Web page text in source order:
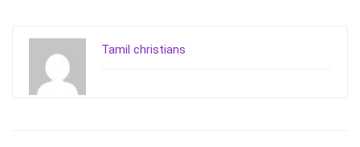
Tamil christians